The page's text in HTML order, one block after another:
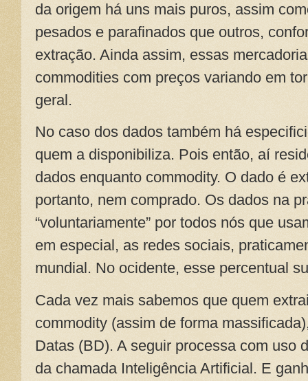
da origem há uns mais puros, assim
pesados e parafinados que outros,
extração. Ainda assim, essas
commodities com preços variando em
geral.
No caso dos dados também há
quem a disponibiliza. Pois então, aí
dados enquanto commodity. O dado é
portanto, nem comprado. Os dados na
“voluntariamente” por todos nós que
em especial, as redes sociais,
mundial. No ocidente, esse percentual
Cada vez mais sabemos que quem
commodity (assim de forma
Datas (BD). A seguir processa com uso
da chamada Inteligência Artificial. E